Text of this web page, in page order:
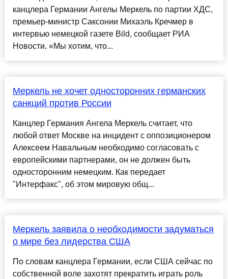
канцлера Германии Ангелы Меркель по партии ХДС,
премьер-министр Саксонии Михаэль Кречмер в
интервью немецкой газете Bild, сообщает РИА
Новости. «Мы хотим, что...
Меркель не хочет односторонних германских
санкций против России
Канцлер Германия Ангела Меркель считает, что
любой ответ Москве на инцидент с оппозиционером
Алексеем Навальным необходимо согласовать с
европейскими партнерами, он не должен быть
односторонним немецким. Как передает
"Интерфакс", об этом мировую общ...
Меркель заявила о необходимости задуматься
о мире без лидерства США
По словам канцлера Германии, если США сейчас по
собственной воле захотят прекратить играть роль